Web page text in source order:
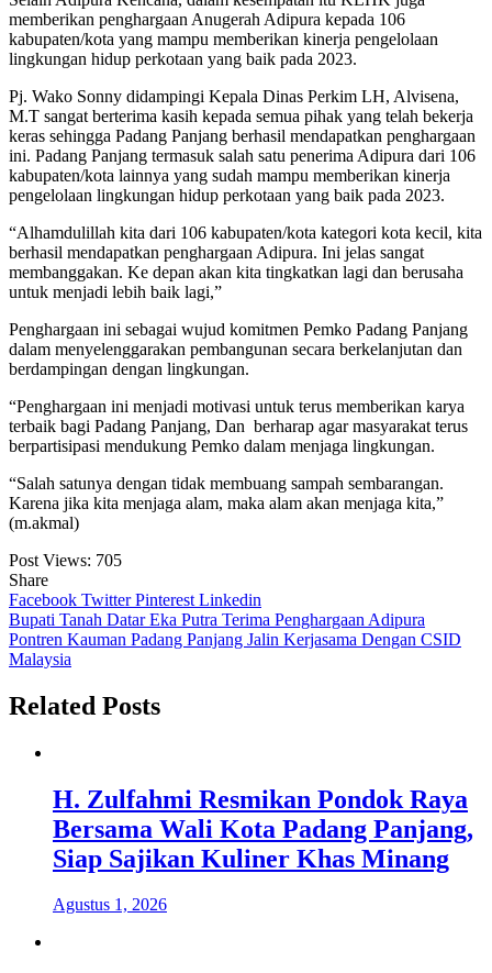
memberikan penghargaan Anugerah Adipura kepada 106
kabupaten/kota yang mampu memberikan kinerja pengelolaan
lingkungan hidup perkotaan yang baik pada 2023.
Pj. Wako Sonny didampingi Kepala Dinas Perkim LH, Alvisena,
M.T sangat berterima kasih kepada semua pihak yang telah bekerja
keras sehingga Padang Panjang berhasil mendapatkan penghargaan
ini. Padang Panjang termasuk salah satu penerima Adipura dari 106
kabupaten/kota lainnya yang sudah mampu memberikan kinerja
pengelolaan lingkungan hidup perkotaan yang baik pada 2023.
“Alhamdulillah kita dari 106 kabupaten/kota kategori kota kecil, kita
berhasil mendapatkan penghargaan Adipura. Ini jelas sangat
membanggakan. Ke depan akan kita tingkatkan lagi dan berusaha
untuk menjadi lebih baik lagi,”
Penghargaan ini sebagai wujud komitmen Pemko Padang Panjang
dalam menyelenggarakan pembangunan secara berkelanjutan dan
berdampingan dengan lingkungan.
“Penghargaan ini menjadi motivasi untuk terus memberikan karya
terbaik bagi Padang Panjang, Dan berharap agar masyarakat terus
berpartisipasi mendukung Pemko dalam menjaga lingkungan.
“Salah satunya dengan tidak membuang sampah sembarangan.
Karena jika kita menjaga alam, maka alam akan menjaga kita,”
(m.akmal)
Post Views: 705
Share
Facebook TwitterPinterest Linkedin
Navigasi
pos
Bupati Tanah Datar Eka Putra Terima Penghargaan Adipura
Pontren Kauman Padang Panjang Jalin Kerjasama Dengan CSID
Malaysia
Related Posts
H. Zulfahmi Resmikan Pondok Raya
Bersama Wali Kota Padang Panjang,
Siap Sajikan Kuliner Khas Minang
Agustus 1, 2026